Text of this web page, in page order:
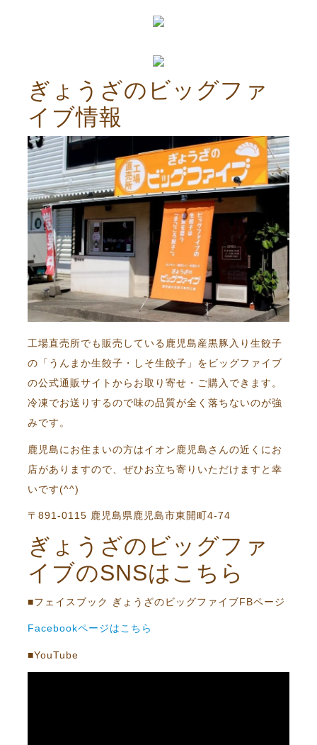
ぎょうざのビッグファ
イブ情報
工場直売所でも販売している鹿児島産黒豚入り生餃子
の「うんまか生餃子・しそ生餃子」をビッグファイブ
の公式通販サイトからお取り寄せ・ご購入できます。
冷凍でお送りするので味の品質が全く落ちないのが強
みです。
鹿児島にお住まいの方はイオン鹿児島さんの近くにお
店がありますので、ぜひお立ち寄りいただけますと幸
いです(^^)
〒891-0115 鹿児島県鹿児島市東開町4-74
ぎょうざのビッグファ
イブのSNSはこちら
■フェイスブック ぎょうざのビッグファイブFBページ
Facebookページはこちら
■YouTube